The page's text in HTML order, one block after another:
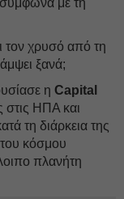
σύμφωνα με τη
τον χρυσό από τη
ξανά;
η Capital
στις ΗΠΑ και
τη διάρκεια της
κόσμου
πλανήτη